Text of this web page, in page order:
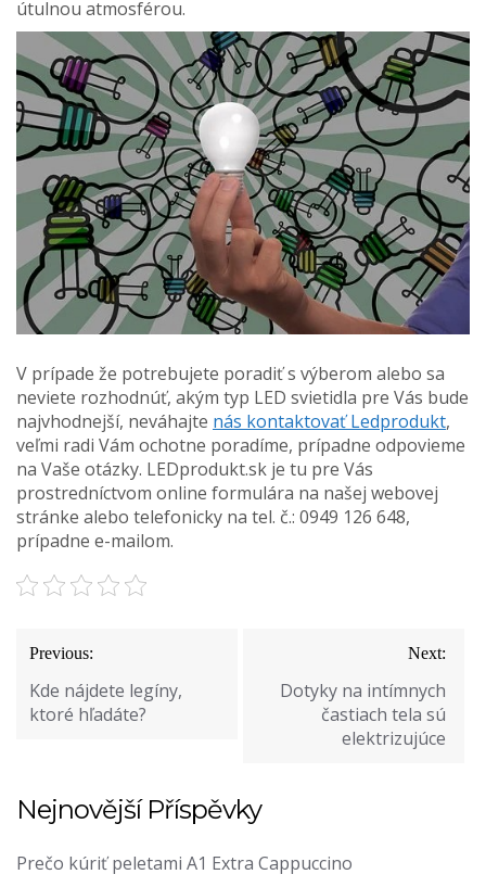
útulnou atmosférou.
V prípade že potrebujete poradiť s výberom alebo sa
neviete rozhodnúť, akým typ LED svietidla pre Vás bude
najvhodnejší, neváhajte nás kontaktovať Ledprodukt,
veľmi radi Vám ochotne poradíme, prípadne odpovieme
na Vaše otázky. LEDprodukt.sk je tu pre Vás
prostredníctvom online formulára na našej webovej
stránke alebo telefonicky na tel. č.: 0949 126 648,
prípadne e-mailom.
Navigace
pro
příspěvek
Previous:
Kde nájdete legíny,
ktoré hľadáte?
Next:
Dotyky na intímnych
častiach tela sú
elektrizujúce
Nejnovější Příspěvky
Prečo kúriť peletami A1 Extra Cappuccino